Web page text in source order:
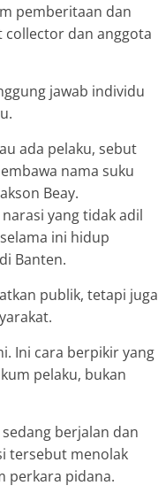
pemberitaan dan
collector dan anggota
jawab individu
ada pelaku, sebut
nama suku
Beay.
yang tidak adil
ini hidup
Banten.
publik, tetapi juga
Ini cara berpikir yang
pelaku, bukan
berjalan dan
tersebut menolak
perkara pidana.